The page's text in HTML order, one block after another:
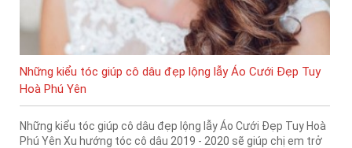
Những kiểu tóc giúp cô dâu đẹp lộng lẫy Áo Cưới Đẹp Tuy
Hoà Phú Yên
Những kiểu tóc giúp cô dâu đẹp lộng lẫy Áo Cưới Đẹp Tuy Hoà
Phú Yên Xu hướng tóc cô dâu 2019 - 2020 sẽ giúp chị em trở